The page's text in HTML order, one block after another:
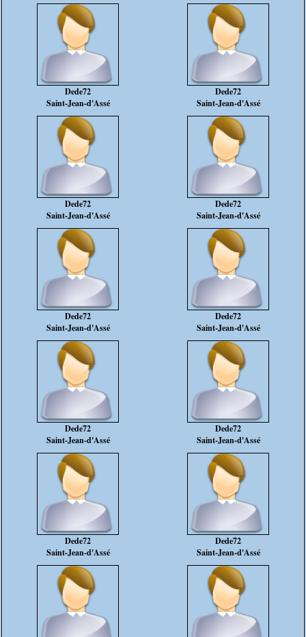
Dede72
Saint-Jean-d'Assé
Dede72
Saint-Jean-d'Assé
Dede72
Saint-Jean-d'Assé
Dede72
Saint-Jean-d'Assé
Dede72
Saint-Jean-d'Assé
Dede72
Saint-Jean-d'Assé
Dede72
Saint-Jean-d'Assé
Dede72
Saint-Jean-d'Assé
Dede72
Saint-Jean-d'Assé
Dede72
Saint-Jean-d'Assé